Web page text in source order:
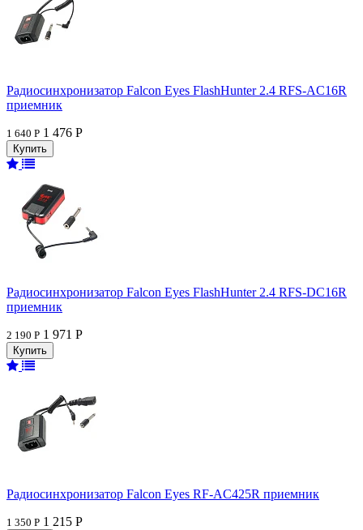
Радиосинхронизатор Falcon Eyes FlashHunter 2.4 RFS-AC16R
приемник
1 640 Р 1 476 Р
Радиосинхронизатор Falcon Eyes FlashHunter 2.4 RFS-DC16R
приемник
2 190 Р 1 971 Р
Радиосинхронизатор Falcon Eyes RF-AC425R приемник
1 350 Р 1 215 Р